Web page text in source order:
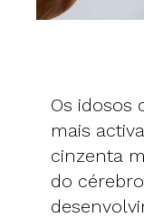
Os idosos
mais
cinzenta
do